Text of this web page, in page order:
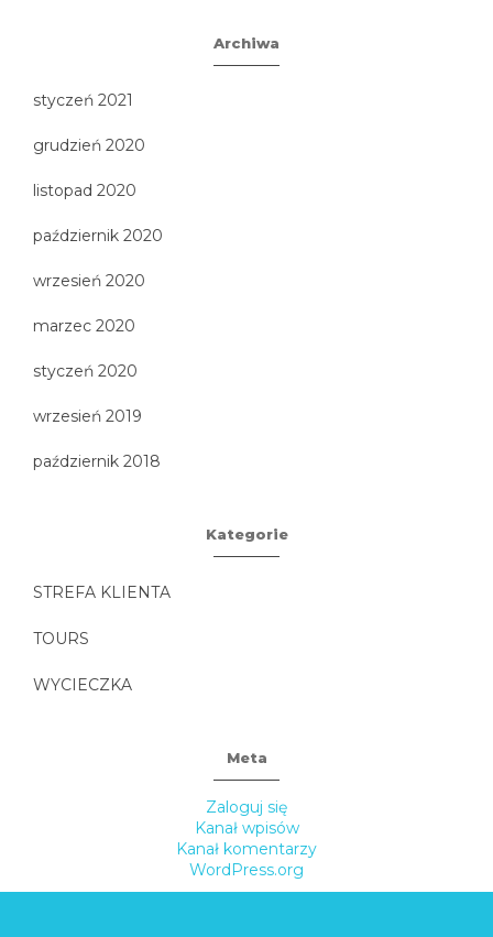
Archiwa
styczeń 2021
grudzień 2020
listopad 2020
październik 2020
wrzesień 2020
marzec 2020
styczeń 2020
wrzesień 2019
październik 2018
Kategorie
STREFA KLIENTA
TOURS
WYCIECZKA
Meta
Zaloguj się
Kanał wpisów
Kanał komentarzy
WordPress.org